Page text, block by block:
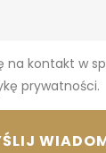
na kontakt w
prywatności.